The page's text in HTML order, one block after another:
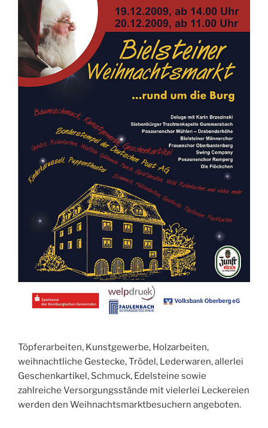
Töpferarbeiten, Kunstgewerbe, Holzarbeiten,
weihnachtliche Gestecke, Trödel, Lederwaren, allerlei
Geschenkartikel, Schmuck, Edelsteine sowie
zahlreiche Versorgungsstände mit vielerlei Leckereien
werden den Weihnachtsmarktbesuchern angeboten.